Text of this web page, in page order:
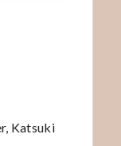
Katsuki